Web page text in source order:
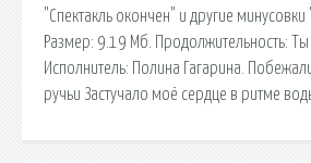
"Спектакль окончен" и другие минусовки
Размер: 9.19 Мб. Продолжительность: Ты
Исполнитель: Полина Гагарина.
ручьи Застучало моё сердце в ритме